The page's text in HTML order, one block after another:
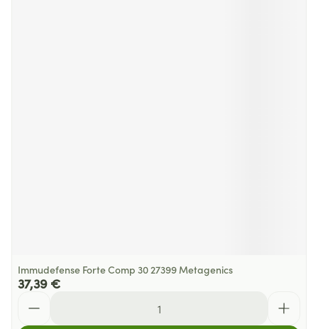
Immudefense Forte Comp 30 27399 Metagenics
37,39 €